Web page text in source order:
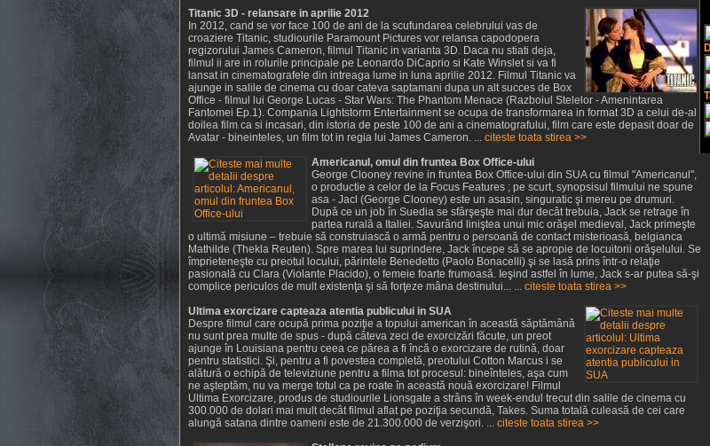
Titanic 3D - relansare in aprilie 2012
In 2012, cand se vor face 100 de ani de la scufundarea celebrului vas de
croaziere Titanic, studiourile Paramount Pictures vor relansa capodopera
regizorului James Cameron, filmul Titanic in varianta 3D. Daca nu stiati deja,
filmul ii are in rolurile principale pe Leonardo DiCaprio si Kate Winslet si va fi
lansat in cinematografele din intreaga lume in luna aprilie 2012. Filmul Titanic va
ajunge in salile de cinema cu doar cateva saptamani dupa un alt succes de Box
Office - filmul lui George Lucas - Star Wars: The Phantom Menace (Razboiul Stelelor - Amenintarea
Fantomei Ep.1). Compania Lightstorm Entertainment se ocupa de transformarea in format 3D a celui de-al
doilea film ca si incasari, din istoria de peste 100 de ani a cinematografului, film care este depasit doar de
Avatar - bineinteles, un film tot in regia lui James Cameron. ... citeste toata stirea >>
Americanul, omul din fruntea Box Office-ului
George Clooney revine in fruntea Box Office-ului din SUA cu filmul "Americanul",
o productie a celor de la Focus Features ; pe scurt, synopsisul filmului ne spune
asa - Jacl (George Clooney) este un asasin, singuratic şi mereu pe drumuri.
După ce un job în Suedia se sfârşeşte mai dur decât trebuia, Jack se retrage în
partea rurală a Italiei. Savurând liniştea unui mic orăşel medieval, Jack primeşte
o ultimă misiune – trebuie să construiască o armă pentru o persoană de contact misterioasă, belgianca
Mathilde (Thekla Reuten). Spre marea lui suprindere, Jack începe să se apropie de locuitorii orăşelului. Se
împrieteneşte cu preotul locului, părintele Benedetto (Paolo Bonacelli) şi se lasă prins într-o relaţie
pasională cu Clara (Violante Placido), o femeie foarte frumoasă. Ieşind astfel în lume, Jack s-ar putea să-şi
complice periculos de mult existenţa şi să forţeze mâna destinului... ... citeste toata stirea >>
Ultima exorcizare capteaza atentia publicului in SUA
Despre filmul care ocupă prima poziţie a topului american în această săptămână
nu sunt prea multe de spus - după câteva zeci de exorcizări făcute, un preot
ajunge în Louisiana pentru ceea ce părea a fi încă o exorcizare de rutină, doar
pentru statistici. Şi, pentru a fi povestea completă, preotului Cotton Marcus i se
alătură o echipă de televiziune pentru a filma tot procesul: bineînteles, aşa cum
ne aşteptăm, nu va merge totul ca pe roate în această nouă exorcizare! Filmul
Ultima Exorcizare, produs de studiourile Lionsgate a strâns în week-endul trecut din salile de cinema cu
300.000 de dolari mai mult decât filmul aflat pe poziţia secundă, Takes. Suma totală culeasă de cei care
alungă satana dintre oameni este de 21.300.000 de verzişori. ... citeste toata stirea >>